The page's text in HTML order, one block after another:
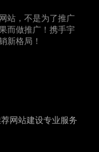
站，不是为了推广
而做推广！携手宇
新格局！
网站建设专业服务